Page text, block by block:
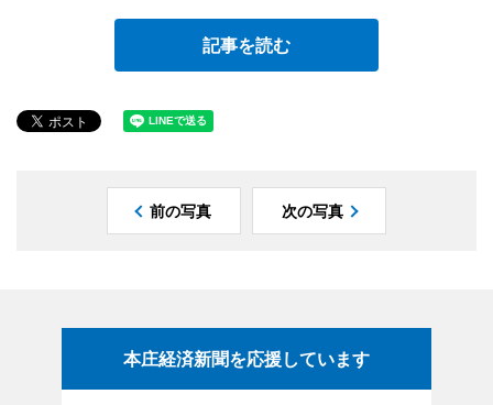
記事を読む
前の写真 次の写真
本庄経済新聞を応援しています